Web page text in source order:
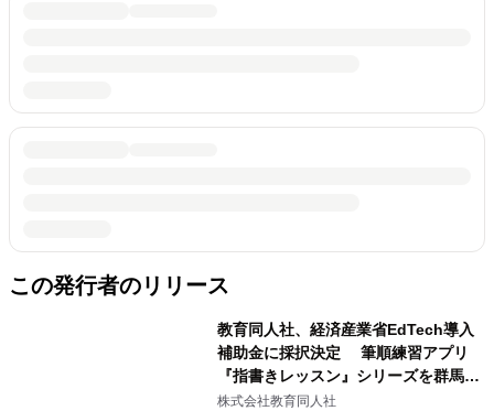
この発行者のリリース
教育同人社、経済産業省EdTech導入
補助金に採択決定 筆順練習アプリ
『指書きレッスン』シリーズを群馬県
玉村町に導入
株式会社教育同人社